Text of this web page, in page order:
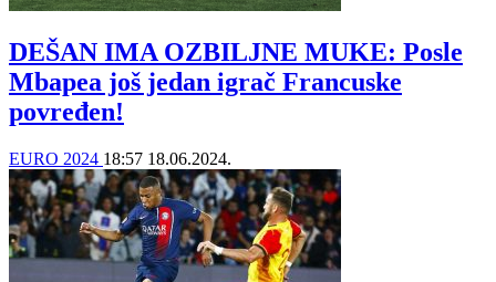
DEŠAN IMA OZBILJNE MUKE: Posle
Mbapea još jedan igrač Francuske
povređen!
EURO 2024 18:57 18.06.2024.